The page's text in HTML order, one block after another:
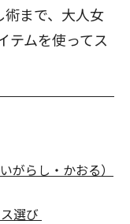
まで、大人女
テムを使ってス
がらし・かおる）
選び